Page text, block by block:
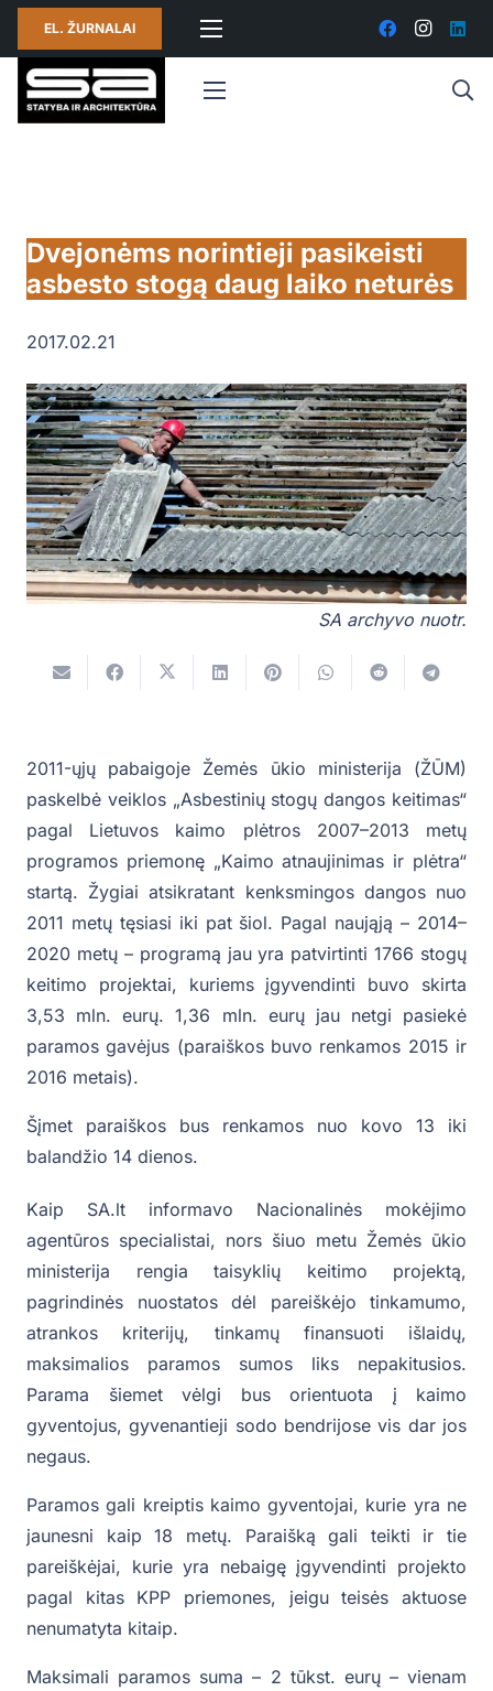
EL. ŽURNALAI
Dvejonėms norintieji pasikeisti
asbesto stogą daug laiko neturės
2017.02.21
SA archyvo nuotr.
2011-ųjų pabaigoje Žemės ūkio ministerija (ŽŪM)
paskelbė veiklos „Asbestinių stogų dangos keitimas“
pagal Lietuvos kaimo plėtros 2007–2013 metų
programos priemonę „Kaimo atnaujinimas ir plėtra“
startą. Žygiai atsikratant kenksmingos dangos nuo
2011 metų tęsiasi iki pat šiol. Pagal naująją – 2014–
2020 metų – programą jau yra patvirtinti 1766 stogų
keitimo projektai, kuriems įgyvendinti buvo skirta
3,53 mln. eurų. 1,36 mln. eurų jau netgi pasiekė
paramos gavėjus (paraiškos buvo renkamos 2015 ir
2016 metais).
Šįmet paraiškos bus renkamos nuo kovo 13 iki
balandžio 14 dienos.
Kaip SA.lt informavo Nacionalinės mokėjimo
agentūros specialistai, nors šiuo metu Žemės ūkio
ministerija rengia taisyklių keitimo projektą,
pagrindinės nuostatos dėl pareiškėjo tinkamumo,
atrankos kriterijų, tinkamų finansuoti išlaidų,
maksimalios paramos sumos liks nepakitusios.
Parama šiemet vėlgi bus orientuota į kaimo
gyventojus, gyvenantieji sodo bendrijose vis dar jos
negaus.
Paramos gali kreiptis kaimo gyventojai, kurie yra ne
jaunesni kaip 18 metų. Paraišką gali teikti ir tie
pareiškėjai, kurie yra nebaigę įgyvendinti projekto
pagal kitas KPP priemones, jeigu teisės aktuose
nenumatyta kitaip.
Maksimali paramos suma – 2 tūkst. eurų – vienam